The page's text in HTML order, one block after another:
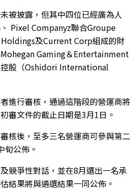
被披露，但其中四位已經廣為人
Pixel Companyz聯合Groupe
及Current Corp組成的財
Gaming＆Entertainment
股（Oshidori International
進行審核，通過這階段的營運商將
審文件的截止日期是3月1日。
核後，至多三名營運商可參與第二
旬公佈。
競爭性對話，並在8月選出一名承
結果將與遴選結果一同公佈。